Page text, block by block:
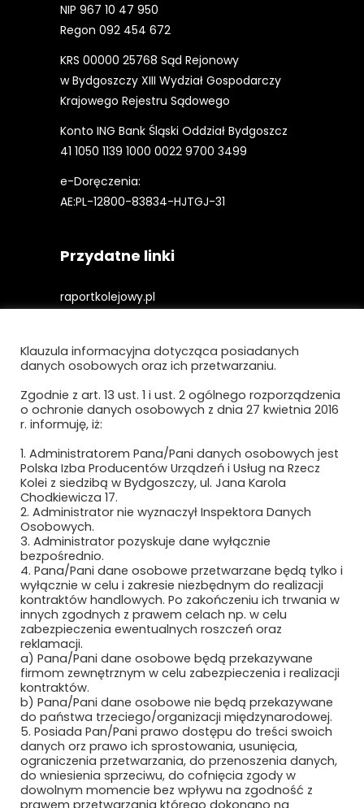
NIP 967 10 47 950
Regon 092 454 672
KRS 00000 25768 Sąd Rejonowy
w Bydgoszczy XIII Wydział Gospodarczy
Krajowego Rejestru Sądowego
Konto ING Bank Śląski Oddział Bydgoszcz
41 1050 1139 1000 0022 9700 3499
e-Doręczenia:
AE:PL-12800-83834-HJTGJ-31
Przydatne linki
raportkolejowy.pl
kolejowefirmy.pl
Polityka prywatności i cookies
Regulamin strony
Newsletter
Subskrybuj, aby być na bieżąco
Klauzula informacyjna dotycząca posiadanych
danych osobowych oraz ich przetwarzaniu.
Zgodnie z art. 13 ust. 1 i ust. 2 ogólnego rozporządzenia
o ochronie danych osobowych z dnia 27 kwietnia 2016
r. informuję, iż:
1. Administratorem Pana/Pani danych osobowych jest
Polska Izba Producentów Urządzeń i Usług na Rzecz
Kolei z siedzibą w Bydgoszczy, ul. Jana Karola
Chodkiewicza 17.
2. Administrator nie wyznaczył Inspektora Danych
Osobowych.
3. Administrator pozyskuje dane wyłącznie
bezpośrednio.
4. Pana/Pani dane osobowe przetwarzane będą tylko i
wyłącznie w celu i zakresie niezbędnym do realizacji
kontraktów handlowych. Po zakończeniu ich trwania w
innych zgodnych z prawem celach np. w celu
zabezpieczenia ewentualnych roszczeń oraz
reklamacji.
a) Pana/Pani dane osobowe będą przekazywane
firmom zewnętrznym w celu zabezpieczenia i realizacji
kontraktów.
b) Pana/Pani dane osobowe nie będą przekazywane
do państwa trzeciego/organizacji międzynarodowej.
5. Posiada Pan/Pani prawo dostępu do treści swoich
danych orz prawo ich sprostowania, usunięcia,
ograniczenia przetwarzania, do przenoszenia danych,
do wniesienia sprzeciwu, do cofnięcia zgody w
dowolnym momencie bez wpływu na zgodność z
prawem przetwarzania którego dokonano na